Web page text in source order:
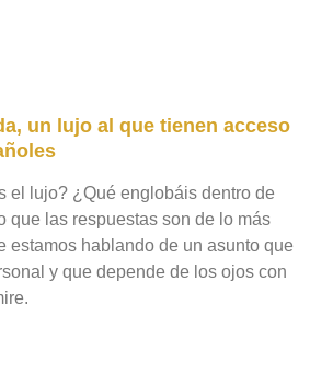
un lujo al que tienen acceso
el lujo? ¿Qué englobáis dentro de
que las respuestas son de lo más
estamos hablando de un asunto que
y que depende de los ojos con